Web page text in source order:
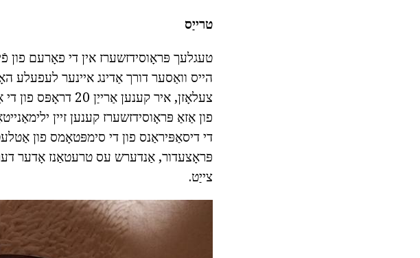
טרייַס
הייס וואַסער דורך אַדינג איינער לעפעלע
צעלאָזן, איר קענען
די דיסאַפּיראַנס פון די סימפּטאָמס פון
פּראָצעדור, אַנדערש עס טרעטאַנז אָדער
צייַט.